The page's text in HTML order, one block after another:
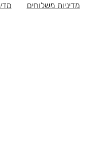
מדיניות משלוחים